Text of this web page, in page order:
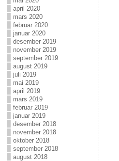
april 2020
mars 2020
februar 2020
januar 2020
desember 2019
november 2019
september 2019
august 2019
juli 2019
mai 2019
april 2019
mars 2019
februar 2019
januar 2019
desember 2018
november 2018
oktober 2018
september 2018
august 2018